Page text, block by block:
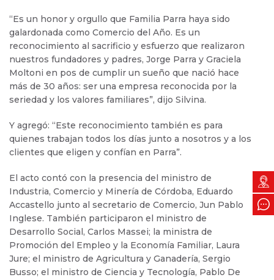
“Es un honor y orgullo que Familia Parra haya sido
galardonada como Comercio del Año. Es un
reconocimiento al sacrificio y esfuerzo que realizaron
nuestros fundadores y padres, Jorge Parra y Graciela
Moltoni en pos de cumplir un sueño que nació hace
más de 30 años: ser una empresa reconocida por la
seriedad y los valores familiares”, dijo Silvina.
Y agregó: “Este reconocimiento también es para
quienes trabajan todos los días junto a nosotros y a los
clientes que eligen y confían en Parra”.
El acto contó con la presencia del ministro de
Industria, Comercio y Minería de Córdoba, Eduardo
Accastello junto al secretario de Comercio, Jun Pablo
Inglese. También participaron el ministro de
Desarrollo Social, Carlos Massei; la ministra de
Promoción del Empleo y la Economía Familiar, Laura
Jure; el ministro de Agricultura y Ganadería, Sergio
Busso; el ministro de Ciencia y Tecnología, Pablo De